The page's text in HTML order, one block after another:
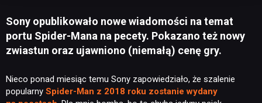
Sony opublikowało nowe wiadomości na temat
portu Spider-Mana na pecety. Pokazano też nowy
zwiastun oraz ujawniono (niemałą) cenę gry.
Nieco ponad miesiąc temu Sony zapowiedziało, że szalenie
popularny Spider-Man z 2018 roku zostanie wydany